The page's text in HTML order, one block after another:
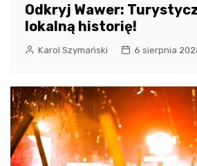
Odkryj Wawer:
lokalną historię!
Karol Szymański 6 sierpnia